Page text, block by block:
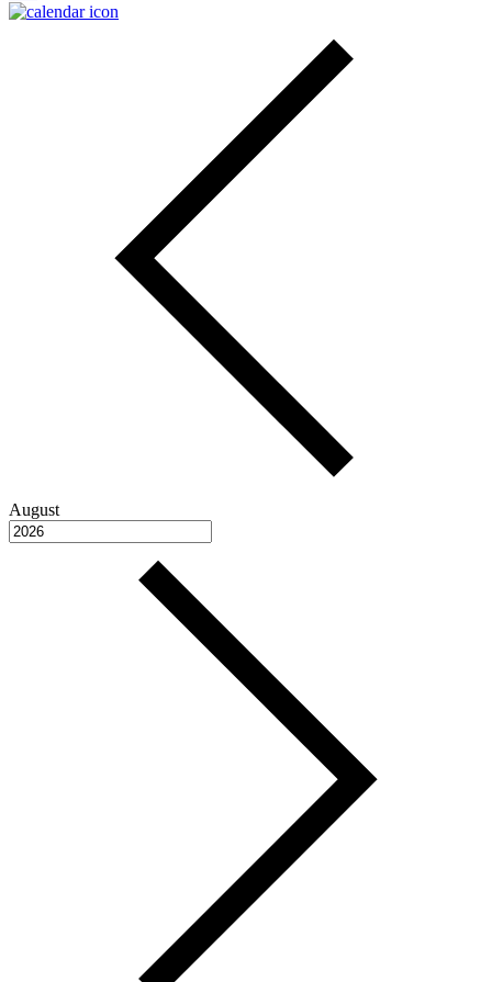
August